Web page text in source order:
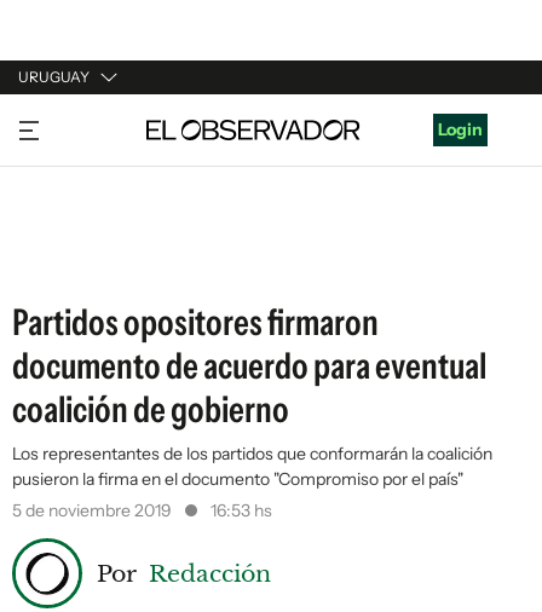
URUGUAY
URUGUAY
ARGENTINA
Login
Partidos opositores firmaron
documento de acuerdo para eventual
coalición de gobierno
Los representantes de los partidos que conformarán la coalición
pusieron la firma en el documento "Compromiso por el país"
5 de noviembre 2019
16:53 hs
Por Redacción